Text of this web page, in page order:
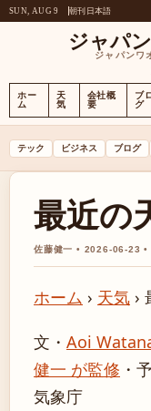
SUN, AUG 9 朝刊 日本語
ジャパ
ジャパンワ
ホー
ム
天
気
会社概
要
ブ
グ
テック ビジネス ブログ
最近の
佐藤健一 • 2026-06-23 •
ホーム › 天気 ›
文・ Aoi
健一 が監修 ・
気象庁